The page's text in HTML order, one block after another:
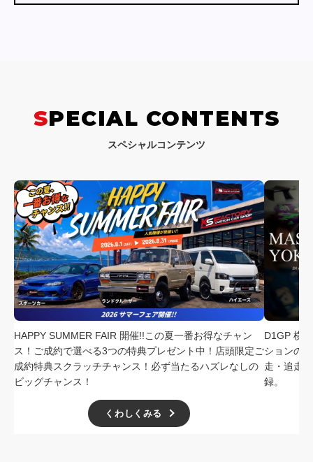
SPECIAL CONTENTS
スペシャルコンテンツ
HAPPY SUMMER FAIR 開催!!この夏一番お得なチャン
ス！ご成約で選べる3つの特典プレゼント中！店頭限定ご
成約特典スクラッチチャンス！必ず当たるハズレなしの
ビッグチャンス！
くわしくみる
D1GP 横
ションの
走・追走
録。